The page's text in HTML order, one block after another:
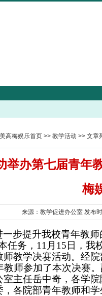
高梅娱乐首页 >> 教学活动 >> 文章
举办第七届青年
梅
来源：教学促进办公室 发布
一步提升我校青年教
任务，11月15日，我
师教学决赛活动。经
教师参加了本次决赛。
室主任岳中奇，各学
，各院部青年教师和